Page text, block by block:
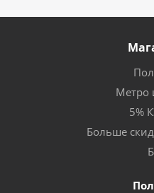
Метро
5%
Больше